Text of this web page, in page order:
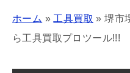
ホーム » 工具買取 » 堺市
ら工具買取プロツール!!!